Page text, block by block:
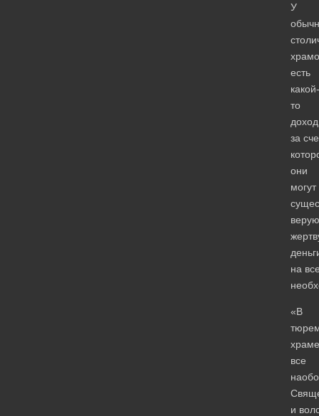
У
есть
какой-
то
за
они
могут
на
«В
храме
все
и